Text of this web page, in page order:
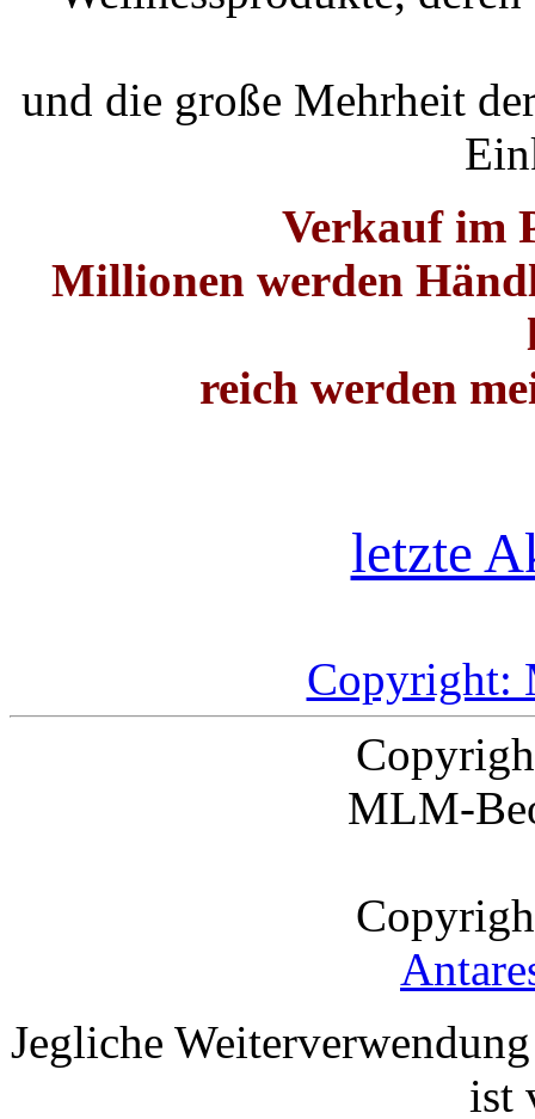
und die große Mehrheit
Verkauf im
Millionen werden
reich werden
letzte
Copyright:
MLM-
Jegliche
ist